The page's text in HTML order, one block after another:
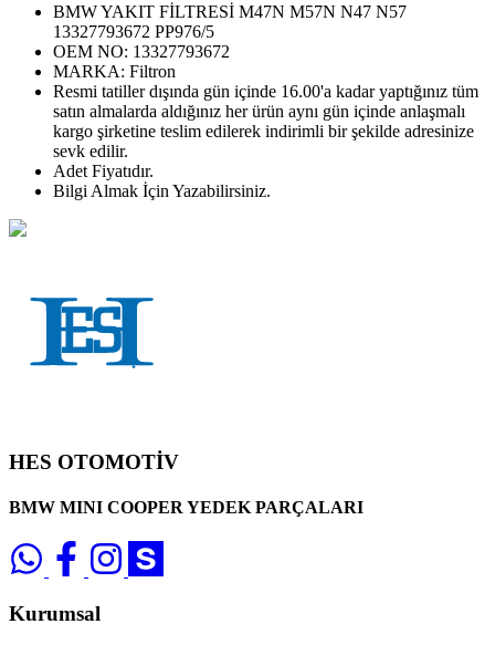
BMW YAKIT FİLTRESİ M47N M57N N47 N57
13327793672 PP976/5
OEM NO: 13327793672
MARKA: Filtron
Resmi tatiller dışında gün içinde 16.00'a kadar yaptığınız tüm
satın almalarda aldığınız her ürün aynı gün içinde anlaşmalı
kargo şirketine teslim edilerek indirimli bir şekilde adresinize
sevk edilir.
Adet Fiyatıdır.
Bilgi Almak İçin Yazabilirsiniz.
HES OTOMOTİV
BMW MINI COOPER YEDEK PARÇALARI
Kurumsal